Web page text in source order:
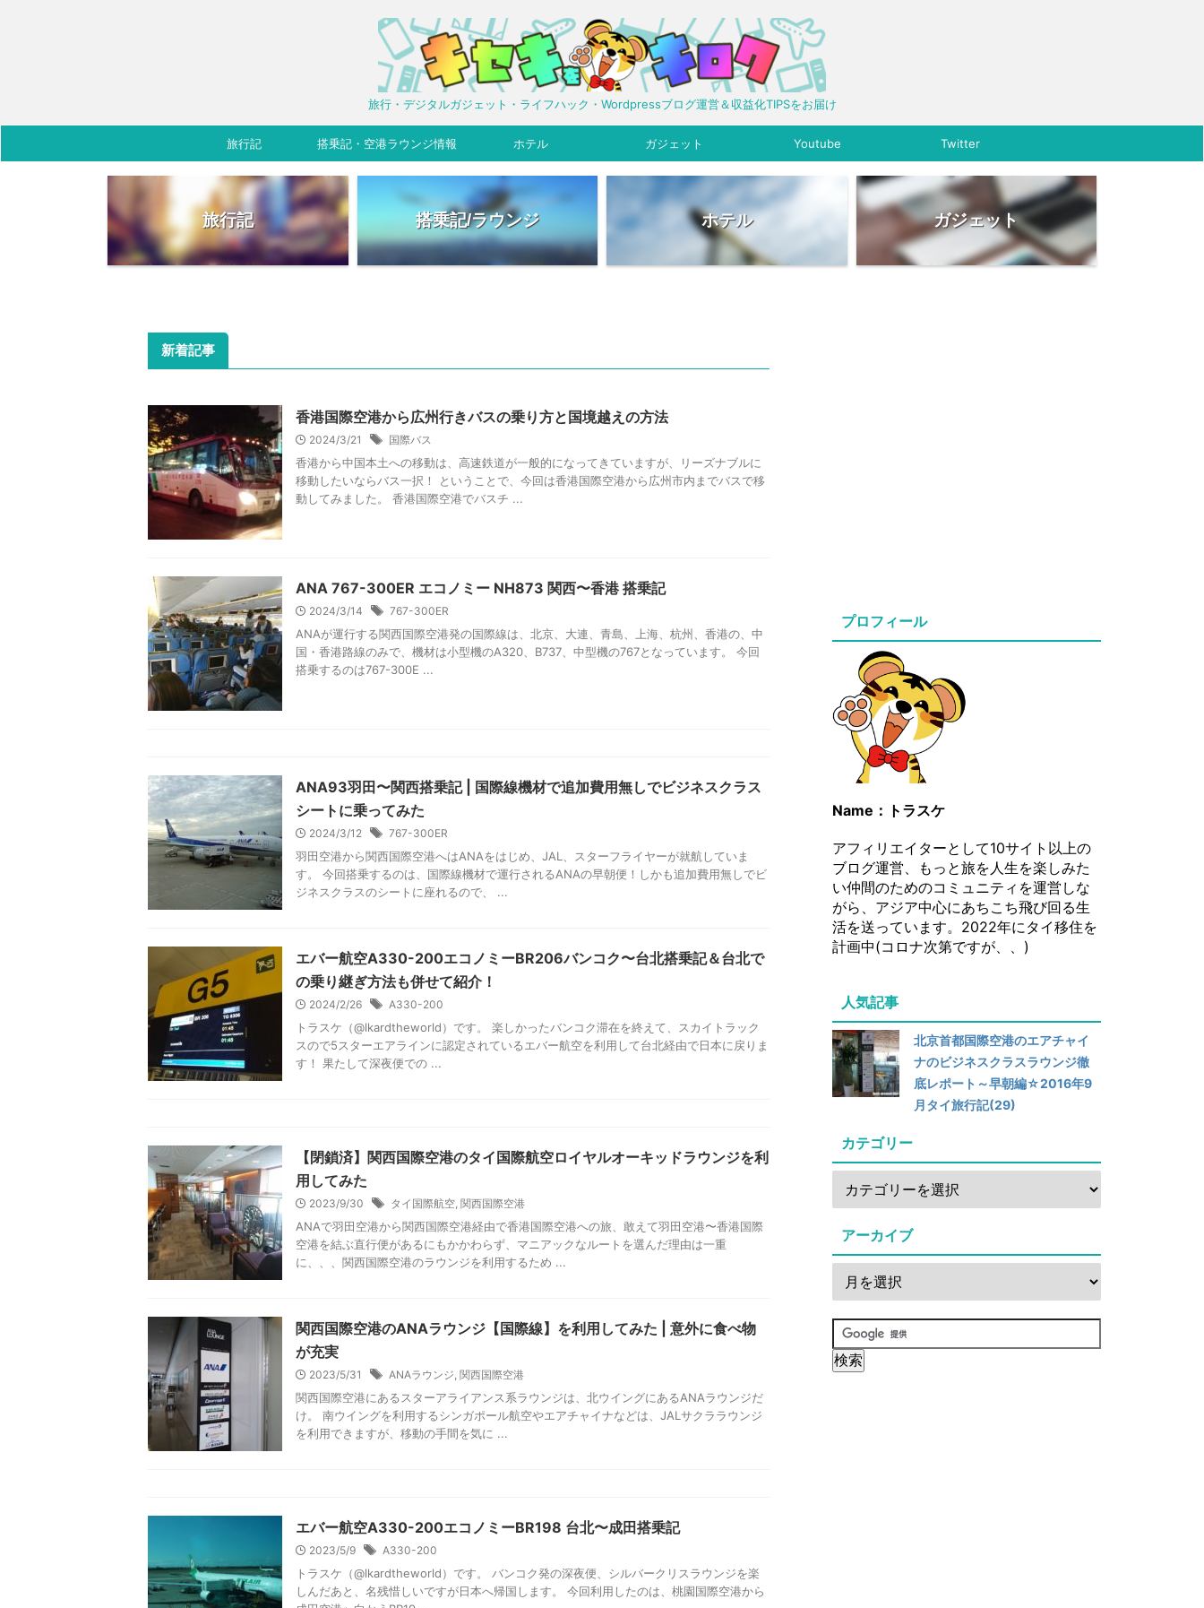
旅行・デジタルガジェット・ライフハック・Wordpressブログ運営＆収益化TIPSをお届け
旅行記 搭乗記・空港ラウンジ情報 ホテル ガジェット Youtube Twitter
旅行記 搭乗記/ラウンジ ホテル ガジェット
新着記事
香港国際空港から広州行きバスの乗り方と国境越えの方法
2024/3/21 国際バス
香港から中国本土への移動は、高速鉄道が一般的になってきていますが、リーズナブルに
移動したいならバス一択！ ということで、今回は香港国際空港から広州市内までバスで移
動してみました。 香港国際空港でバスチ ...
ANA 767-300ER エコノミー NH873 関西〜香港 搭乗記
2024/3/14 767-300ER
ANAが運行する関西国際空港発の国際線は、北京、大連、青島、上海、杭州、香港の、中
国・香港路線のみで、機材は小型機のA320、B737、中型機の767となっています。 今回
搭乗するのは767-300E ...
ANA93羽田〜関西搭乗記 | 国際線機材で追加費用無しでビジネスクラス
羽田空港から関西国際空港へはANAをはじめ、JAL、スターフライヤーが就航していま
す。 今回搭乗するのは、国際線機材で運行されるANAの早朝便！しかも追加費用無しでビ
ジネスクラスのシートに座れるので、 ...
エバー航空A330-200エコノミーBR206バンコク〜台北搭乗記＆台北で
スので5スターエアラインに認定されているエバー航空を利用して台北経由で日本に戻りま
す！ 果たして深夜便での ...
【閉鎖済】関西国際空港のタイ国際航空ロイヤルオーキッドラウンジを利
用してみた
2023/9/30 タイ国際航空, 関西国際空港
関西国際空港のANAラウンジ【国際線】を利用してみた | 意外に食べ物
が充実
2023/5/31 ANAラウンジ 関西国際空港
プロフィール
Name：トラスケ
アフィリエイターとして10サイト以上の
ブログ運営、もっと旅を人生を楽しみた
い仲間のためのコミュニティを運営しな
がら、アジア中心にあちこち飛び回る生
活を送っています。2022年にタイ移住を
計画中(コロナ次第ですが、、)
人気記事
北京首都国際空港のエアチャイ
ナのビジネスクラスラウンジ徹
底レポート～早朝編☆2016年9
月タイ旅行記(29)
カテゴリー
アーカイブ